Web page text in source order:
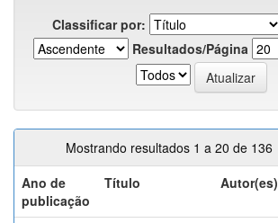
Classificar por:
Resultados/Página
Mostrando resultados 1 a 20 de 136
Ano de
publicação
Título Autor(es)